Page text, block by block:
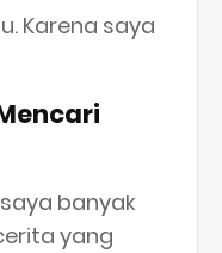
Karena saya
banyak
yang